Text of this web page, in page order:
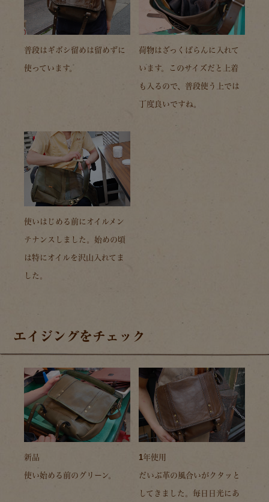
普段はギボシ留めは留めずに
使っています。
荷物はざっくばらんに入れて
います。このサイズだと上着
も入るので、普段使う上では
丁度良いですね。
使いはじめる前にオイルメン
テナンスしました。始めの頃
は特にオイルを沢山入れてま
した。
エイジングをチェック
新品
使い始める前のグリーン。
1年使用
だいぶ革の風合いがクタッと
してきました。毎日日光にあ